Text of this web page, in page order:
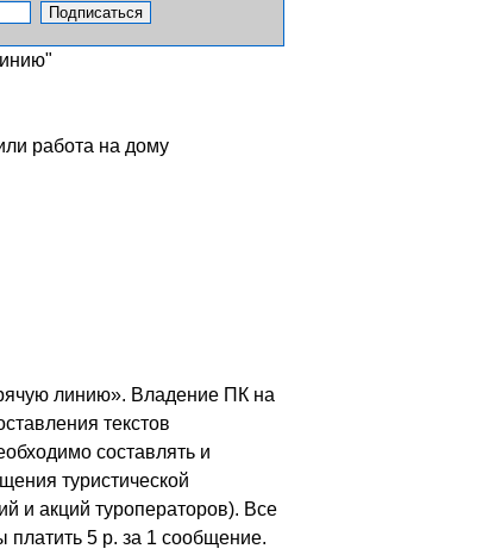
работа на дому
линию». Владение ПК на
текстов
составлять и
туристической
и акций туроператоров). Все
платить 5 р. за 1 сообщение.